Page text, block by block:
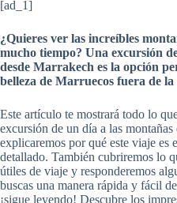
[ad_1]
¿Quieres ver las increíbles
mucho tiempo? Una excursión
desde Marrakech es la opción
belleza de Marruecos fuera de
Este artículo te mostrará todo lo
excursión de un día a las
explicaremos por qué este viaje es
detallado. También cubriremos lo
útiles de viaje y responderemos
buscas una manera rápida y fácil
¡sigue leyendo! Descubre los